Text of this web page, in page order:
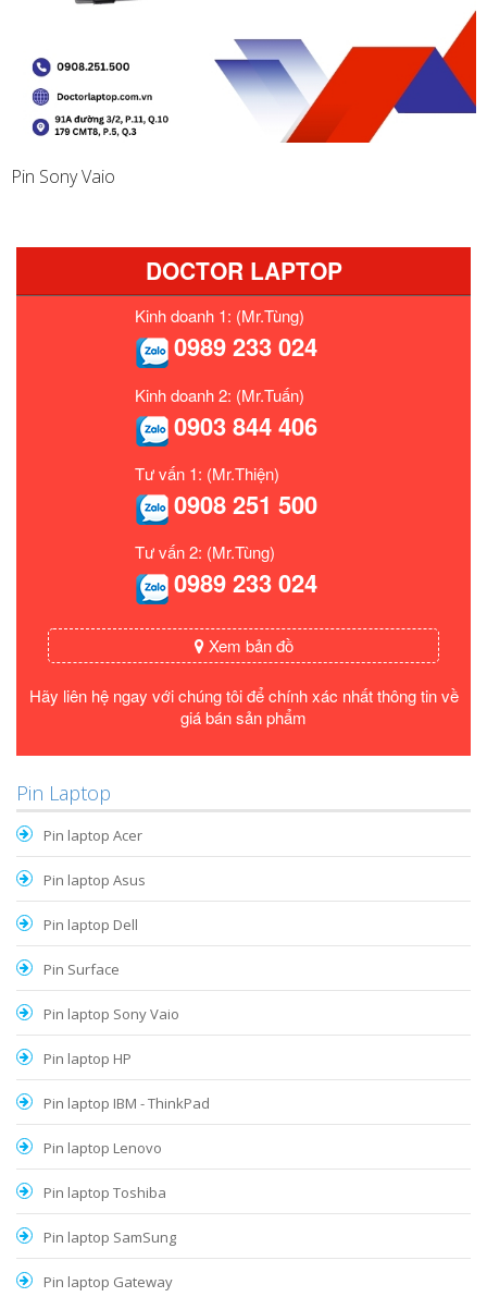
Pin Sony Vaio
DOCTOR LAPTOP
Kinh doanh 1: (Mr.Tùng)
0989 233 024
Kinh doanh 2: (Mr.Tuấn)
0903 844 406
Tư vấn 1: (Mr.Thiện)
0908 251 500
Tư vấn 2: (Mr.Tùng)
0989 233 024
Xem bản đồ
Hãy liên hệ ngay với chúng tôi để chính xác nhất thông tin về
giá bán sản phẩm
Pin Laptop
Pin laptop Acer
Pin laptop Asus
Pin laptop Dell
Pin Surface
Pin laptop Sony Vaio
Pin laptop HP
Pin laptop IBM - ThinkPad
Pin laptop Lenovo
Pin laptop Toshiba
Pin laptop SamSung
Pin laptop Gateway